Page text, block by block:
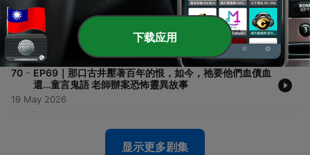
71 -
EP70｜逆子奪產害母亡，卻沒想到母親的死不是結束，
而是索命的開始？童言鬼語 老師辦案 恐怖靈異故事
22 May 2026
70 - EP69｜那口古井壓著百年的恨，如今，祂要他們血債血
還…童言鬼語 老師辦案恐怖靈異故事
19 May 2026
显示更多剧集
下载应用